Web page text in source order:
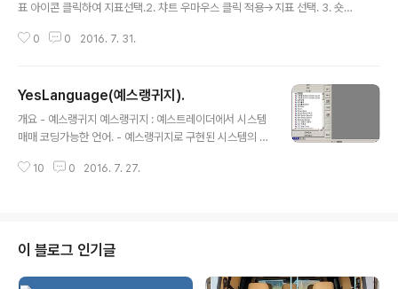
표 아이콘 클릭하여 지표선택.2. 챠트 우마우스 클릭 적용->지표 선택. 3. 숏컷
0 0 2016. 7. 31.
YesLanguage(예스랭귀지).
개요 - 예스랭귀지 예스랭귀지 : 예스트레이더에서 시스템
매매 코딩가능한 언어. - 예스랭귀지로 구현된 시스템의 흐
행" 이라는 고정된 일방향 흐름만 가능. "YesLanguage
이터 시험, 실전적용가능함. "YesLangunage 편집기" 설
치방법. - 예스트레이더와 같이 배포됨. 예스트레이더 설치
방법 -> http://igotit.tistory.com/836 "YesLanguna
10 0 2016. 7. 27.
이 블로그 인기글